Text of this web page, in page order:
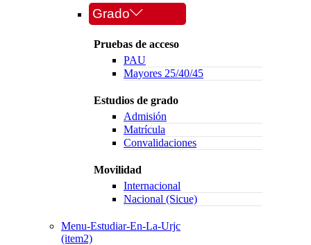
Grado
Pruebas de acceso
PAU
Mayores 25/40/45
Estudios de grado
Admisión
Matrícula
Convalidaciones
Movilidad
Internacional
Nacional (Sicue)
Menu-Estudiar-En-La-Urjc
(item2)